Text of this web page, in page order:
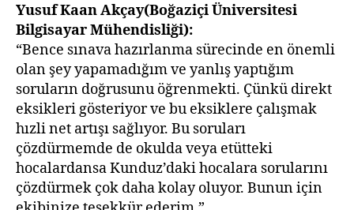
Yusuf Kaan Akçay(Boğaziçi Üniversitesi
Bilgisayar Mühendisliği):
“Bence sınava hazırlanma sürecinde en önemli
olan şey yapamadığım ve yanlış yaptığım
soruların doğrusunu öğrenmekti. Çünkü direkt
eksikleri gösteriyor ve bu eksiklere çalışmak
hızli net artışı sağlıyor. Bu soruları
çözdürmemde de okulda veya etütteki
hocalardansa Kunduz’daki hocalara sorularını
çözdürmek çok daha kolay oluyor. Bunun için